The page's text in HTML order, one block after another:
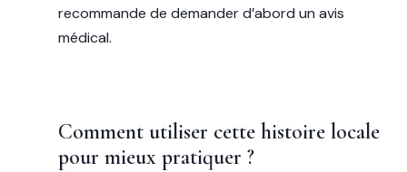
recommande de demander d’abord un avis
médical.
Comment utiliser cette histoire locale
pour mieux pratiquer ?